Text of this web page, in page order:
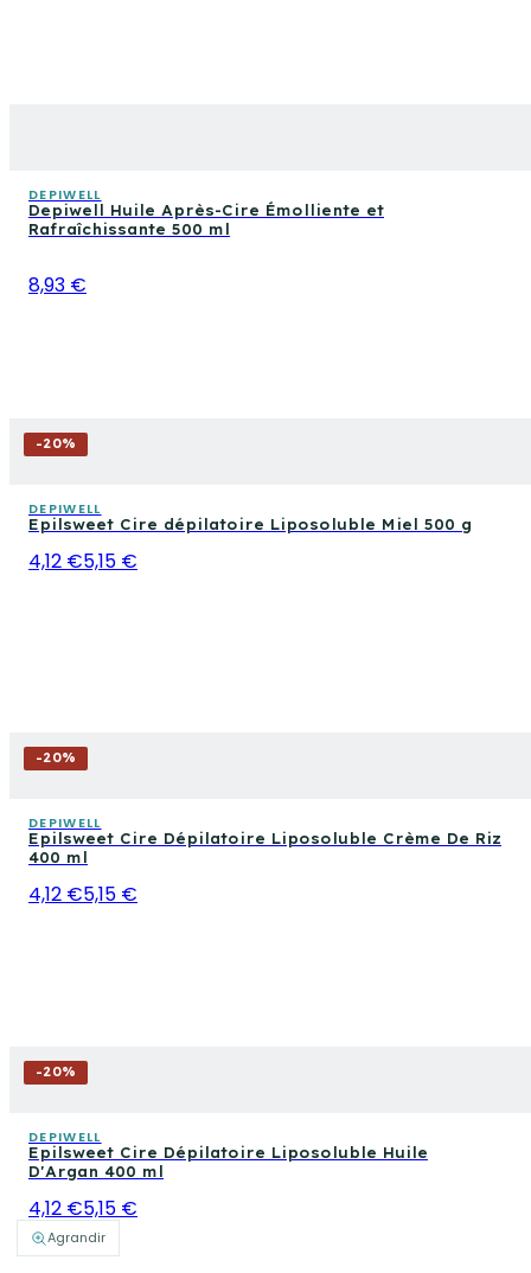
Agrandir
DEPIWELL
Depiwell Huile Après-Cire Émolliente et
Rafraîchissante 500 ml
8,93 €
-20%
DEPIWELL
Epilsweet Cire dépilatoire Liposoluble Miel 500 g
4,12 €5,15 €
-20%
DEPIWELL
Epilsweet Cire Dépilatoire Liposoluble Crème De Riz
400 ml
4,12 €5,15 €
-20%
DEPIWELL
Epilsweet Cire Dépilatoire Liposoluble Huile
D'Argan 400 ml
4,12 €5,15 €